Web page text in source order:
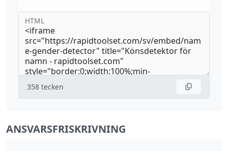
HTML
358 tecken
ANSVARSFRISKRIVNING